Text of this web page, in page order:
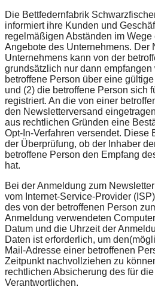
Die Bettfedernfabrik
informiert ihre Kunden und
regelmäßigen Abständen im
Angebote des Unternehmens. Der
Unternehmens kann von der
grundsätzlich nur dann
betroffene Person über eine
und (2) die betroffene Person sich
registriert. An die von einer
den Newsletterversand
aus rechtlichen Gründen eine
Opt-In-Verfahren versendet. Diese
der Überprüfung, ob der Inhaber
betroffene Person den Empfang
hat.
Bei der Anmeldung zum
vom Internet-Service-Provider
des von der betroffenen Person
Anmeldung verwendeten
Datum und die Uhrzeit der
Daten ist erforderlich, um
Mail-Adresse einer betroffenen
Zeitpunkt nachvollziehen zu
rechtlichen Absicherung des für
Verantwortlichen.